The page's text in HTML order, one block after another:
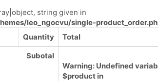
string given in
leo_ngocvu/single-
Quantity Total
Subotal
Warning: Undefined
$product in